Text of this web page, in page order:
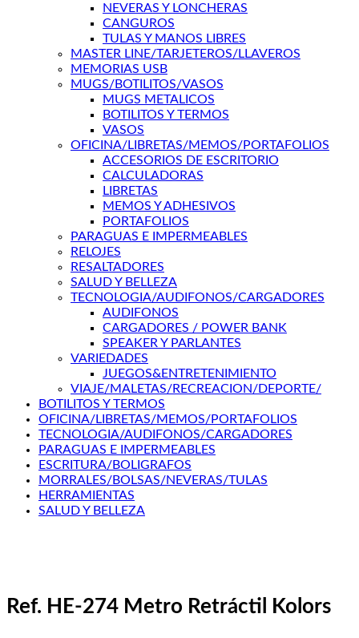
NEVERAS Y LONCHERAS
CANGUROS
TULAS Y MANOS LIBRES
MASTER LINE/TARJETEROS/LLAVEROS
MEMORIAS USB
MUGS/BOTILITOS/VASOS
MUGS METALICOS
BOTILITOS Y TERMOS
VASOS
OFICINA/LIBRETAS/MEMOS/PORTAFOLIOS
ACCESORIOS DE ESCRITORIO
CALCULADORAS
LIBRETAS
MEMOS Y ADHESIVOS
PORTAFOLIOS
PARAGUAS E IMPERMEABLES
RELOJES
RESALTADORES
SALUD Y BELLEZA
TECNOLOGIA/AUDIFONOS/CARGADORES
AUDIFONOS
CARGADORES / POWER BANK
SPEAKER Y PARLANTES
VARIEDADES
JUEGOS&ENTRETENIMIENTO
VIAJE/MALETAS/RECREACION/DEPORTE/
BOTILITOS Y TERMOS
OFICINA/LIBRETAS/MEMOS/PORTAFOLIOS
TECNOLOGIA/AUDIFONOS/CARGADORES
PARAGUAS E IMPERMEABLES
ESCRITURA/BOLIGRAFOS
MORRALES/BOLSAS/NEVERAS/TULAS
HERRAMIENTAS
SALUD Y BELLEZA
Ref. HE-274 Metro Retráctil Kolors